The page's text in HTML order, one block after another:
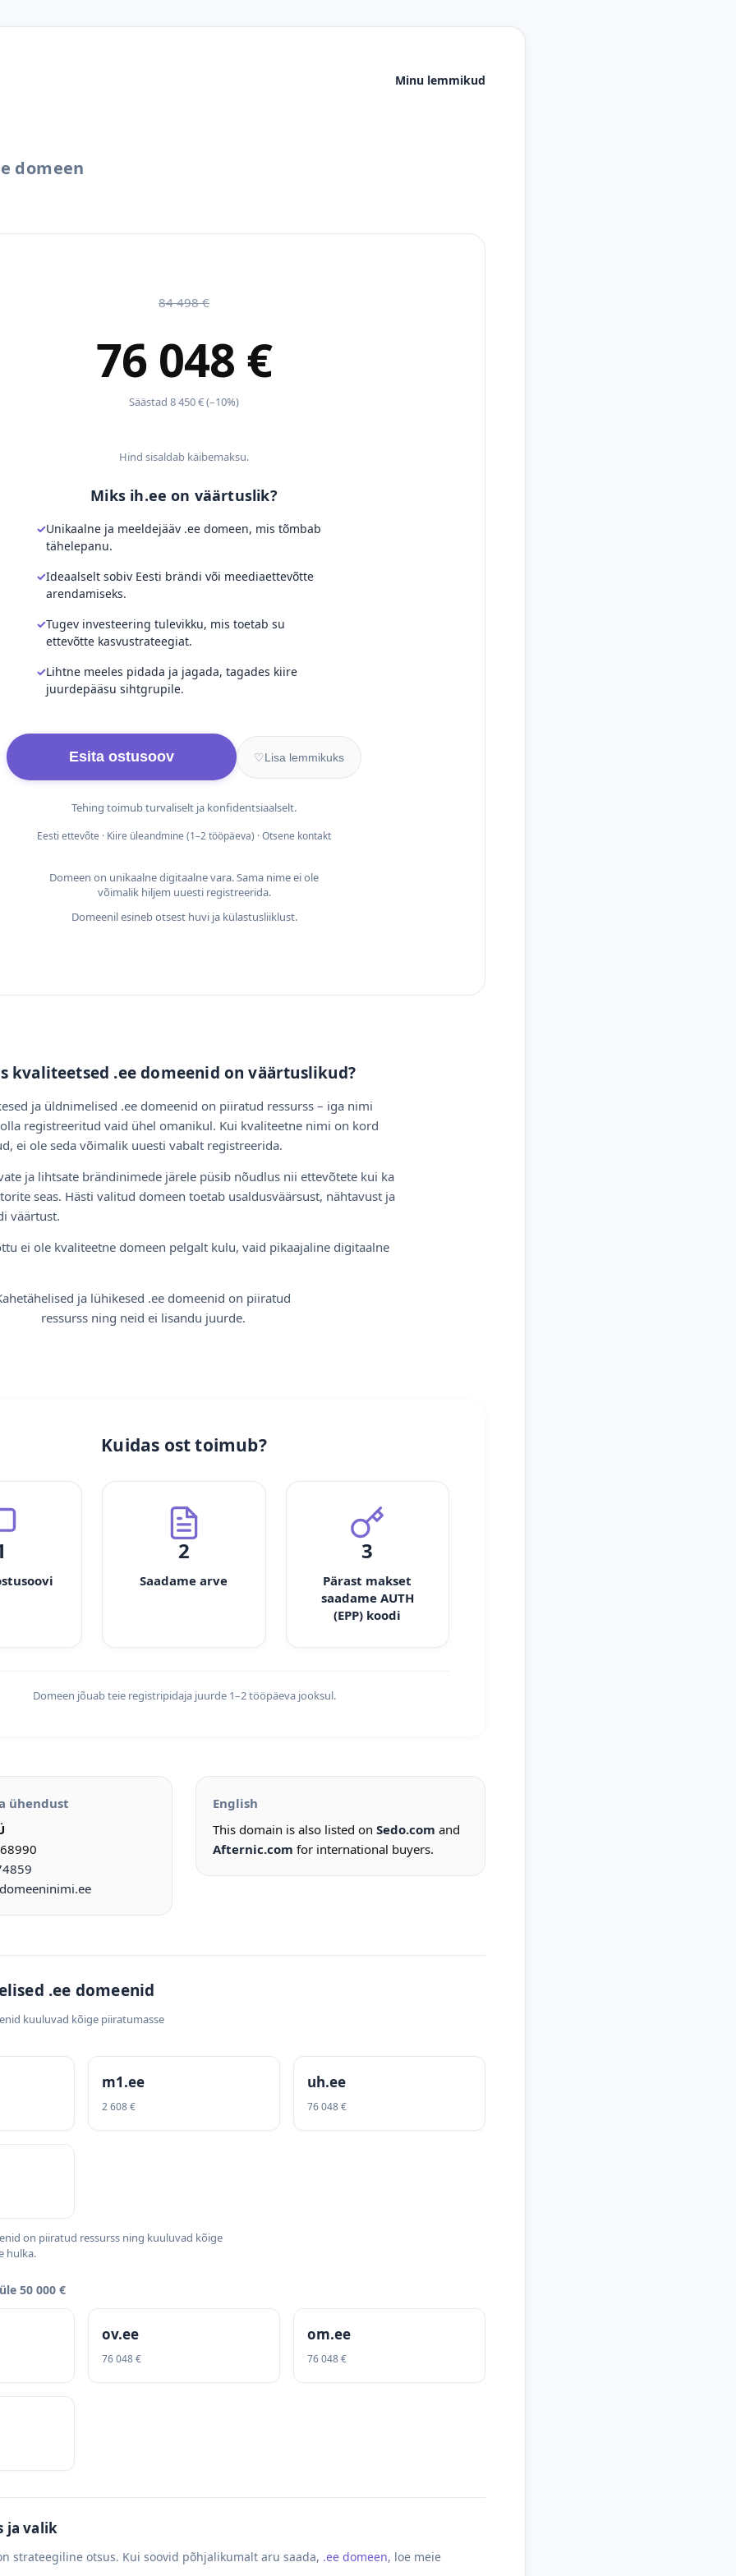
Minu lemmikud
domeen
84 498 €
76 048 €
Säästad 8 450 € (–10%)
Hind sisaldab käibemaksu.
Miks ih.ee on väärtuslik?
Unikaalne ja meeldejääv .ee domeen, mis tõmbab
tähelepanu.
Ideaalselt sobiv Eesti brändi või meediaettevõtte
arendamiseks.
Tugev investeering tulevikku, mis toetab su
ettevõtte kasvustrateegiat.
Lihtne meeles pidada ja jagada, tagades kiire
juurdepääsu sihtgrupile.
Esita ostusoov ♡Lisa lemmikuks
Tehing toimub turvaliselt ja konfidentsiaalselt.
Eesti ettevõte · Kiire üleandmine (1–2 tööpäeva) · Otsene kontakt
Domeen on unikaalne digitaalne vara. Sama nime ei ole
võimalik hiljem uuesti registreerida.
Domeenil esineb otsest huvi ja külastusliiklust.
kvaliteetsed .ee domeenid on väärtuslikud?
ja üldnimelised .ee domeenid on piiratud ressurss – iga nimi
registreeritud vaid ühel omanikul. Kui kvaliteetne nimi on kord
ei ole seda võimalik uuesti vabalt registreerida.
ja lihtsate brändinimede järele püsib nõudlus nii ettevõtete kui ka
seas. Hästi valitud domeen toetab usaldusväärsust, nähtavust ja
väärtust.
ei ole kvaliteetne domeen pelgalt kulu, vaid pikaajaline digitaalne
ja lühikesed .ee domeenid on piiratud
ressurss ning neid ei lisandu juurde.
Kuidas ost toimub?
2
Saadame arve
3
Pärast makset
saadame AUTH
(EPP) koodi
Domeen jõuab teie registripidaja juurde 1–2 tööpäeva jooksul.
ühendust
English
This domain is also listed on Sedo.com and
Afternic.com for international buyers.
.ee domeenid
kuuluvad kõige piiratumasse
m1.ee
2 608 €
uh.ee
76 048 €
on piiratud ressurss ning kuuluvad kõige
hulka.
50 000 €
ov.ee
76 048 €
om.ee
76 048 €
ja valik
strateegiline otsus. Kui soovid põhjalikumalt aru saada, .ee domeen, loe meie